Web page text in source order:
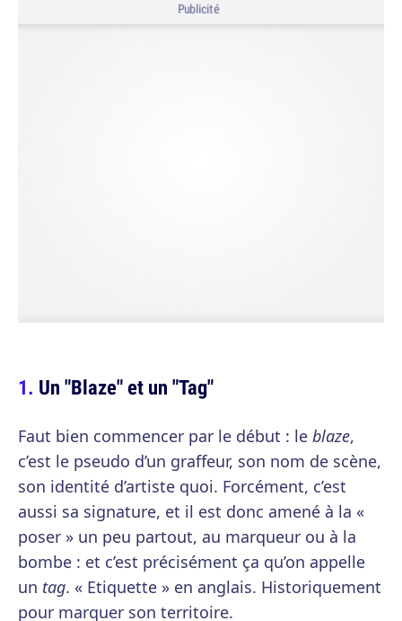
Publicité
Un "Blaze" et un "Tag"
Faut bien commencer par le début : le blaze,
c’est le pseudo d’un graffeur, son nom de scène,
son identité d’artiste quoi. Forcément, c’est
aussi sa signature, et il est donc amené à la «
poser » un peu partout, au marqueur ou à la
bombe : et c’est précisément ça qu’on appelle
un tag. « Etiquette » en anglais. Historiquement
pour marquer son territoire.